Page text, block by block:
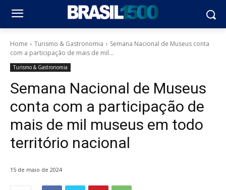
Home Turismo & Gastronomia
Semana Nacional de Museus conta
com a participação de mais de mil...
Turismo & Gastronomia
Semana Nacional de Museus
conta com a participação de
mais de mil museus em todo
território nacional
15 de maio de 2024